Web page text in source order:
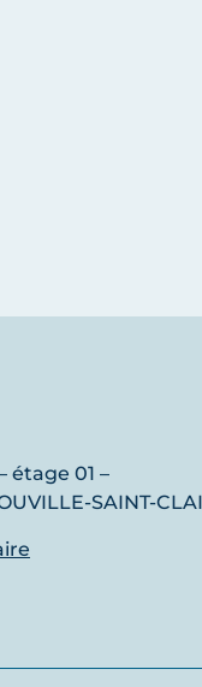
étage 01 –
SAINT-